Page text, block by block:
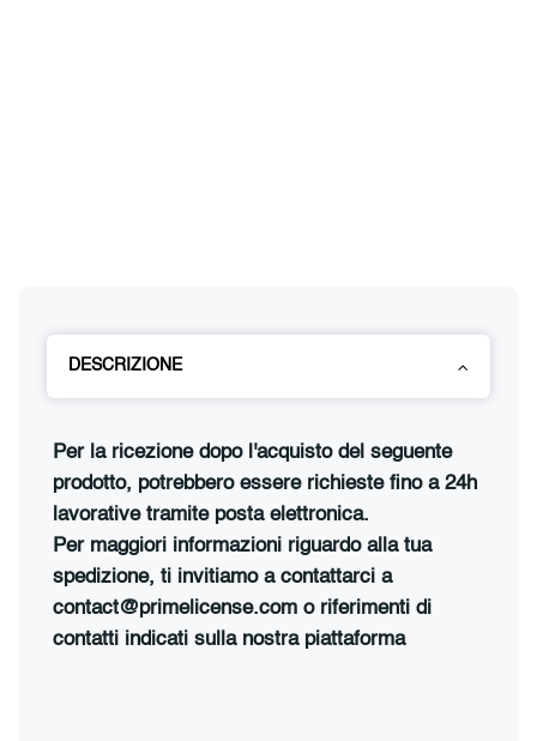
DESCRIZIONE
Per la ricezione dopo l'acquisto del seguente
prodotto, potrebbero essere richieste fino a 24h
lavorative tramite posta elettronica.
Per maggiori informazioni riguardo alla tua
spedizione, ti invitiamo a contattarci a
contact@primelicense.com o riferimenti di
contatti indicati sulla nostra piattaforma